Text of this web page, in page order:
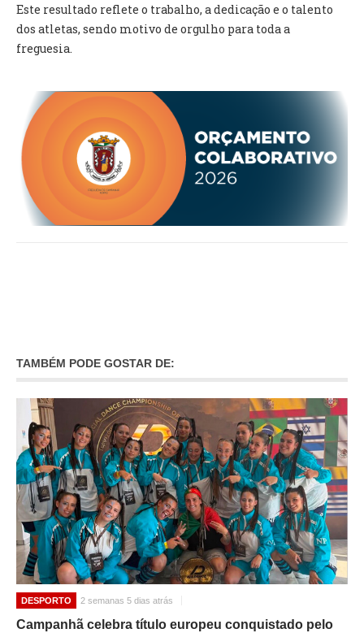
CANÍDEOS
CEMITÉRIO
RECENSEAMENTO ELEITORAL
VENDA AMBULANTE
EMPREGO (GIP)
APOIO AOS DESEMPREGADOS
APOIO ÀS EMPRESAS
Este resultado reflete o trabalho, a dedicação e o talento
dos atletas, sendo motivo de orgulho para toda a
freguesia.
TAMBÉM PODE GOSTAR DE:
DESPORTO 2 semanas 5 dias atrás
Campanhã celebra título europeu conquistado pelo